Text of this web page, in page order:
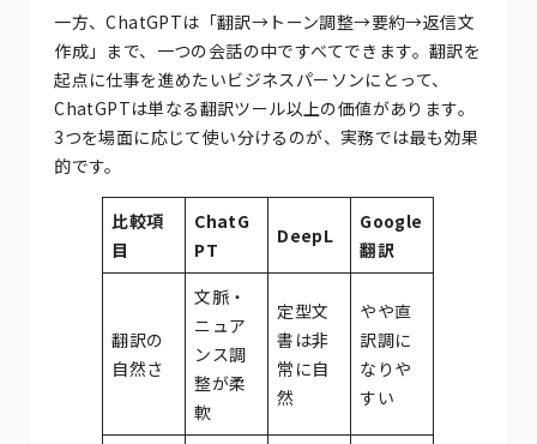
一方、ChatGPTは「翻訳→トーン調整→要約→返信文
作成」まで、一つの会話の中ですべてできます。翻訳を
起点に仕事を進めたいビジネスパーソンにとって、
ChatGPTは単なる翻訳ツール以上の価値があります。
3つを場面に応じて使い分けるのが、実務では最も効果
的です。
比較項
目
ChatG
PT
DeepL
Google
翻訳
翻訳の
自然さ
文脈・
ニュア
ンス調
整が柔
軟
定型文
書は非
常に自
然
やや直
訳調に
なりや
すい